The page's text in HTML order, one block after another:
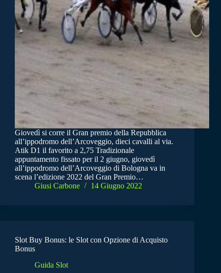
Giovedì si corre il Gran premio della Repubblica
all’ippodromo dell’Arcoveggio, dieci cavalli al via.
Atik D1 il favorito a 2,75 Tradizionale
appuntamento fissato per il 2 giugno, giovedì
all’ippodromo dell’Arcoveggio di Bologna va in
scena l’edizione 2022 del Gran Premio…
Giusi Carbone
14 Giugno 2022
Slot Buy Bonus: le Slot con Opzione di Acquisto
Bonus
Guida Slot